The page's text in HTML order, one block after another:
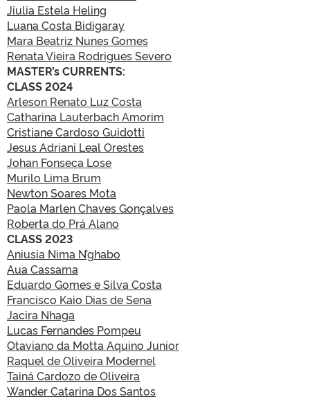
Jiulia Estela Heling
Luana Costa Bidigaray
Mara Beatriz Nunes Gomes
Renata Vieira Rodrigues Severo
MASTER’s CURRENTS:
CLASS 2024
Arleson Renato Luz Costa
Catharina Lauterbach Amorim
Cristiane Cardoso Guidotti
Jesus Adriani Leal Orestes
Johan Fonseca Lose
Murilo Lima Brum
Newton Soares Mota
Paola Marlen Chaves Gonçalves
Roberta do Prá Alano
CLASS 2023
Aniusia Nima N’ghabo
Aua Cassama
Eduardo Gomes e Silva Costa
Francisco Kaio Dias de Sena
Jacira Nhaga
Lucas Fernandes Pompeu
Otaviano da Motta Aquino Junior
Raquel de Oliveira Modernel
Tainá Cardozo de Oliveira
Wander Catarina Dos Santos